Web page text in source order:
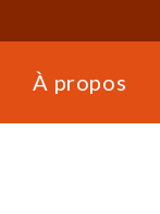
À propos